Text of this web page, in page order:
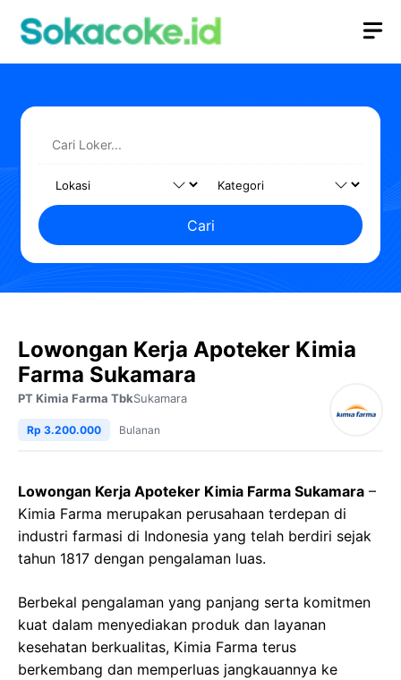
Cari
Lowongan Kerja Apoteker Kimia
Farma Sukamara
PT Kimia Farma TbkSukamara
Rp 3.200.000 Bulanan
Lowongan Kerja Apoteker Kimia Farma Sukamara –
Kimia Farma merupakan perusahaan terdepan di
industri farmasi di Indonesia yang telah berdiri sejak
tahun 1817 dengan pengalaman luas.
Berbekal pengalaman yang panjang serta komitmen
kuat dalam menyediakan produk dan layanan
kesehatan berkualitas, Kimia Farma terus
berkembang dan memperluas jangkauannya ke